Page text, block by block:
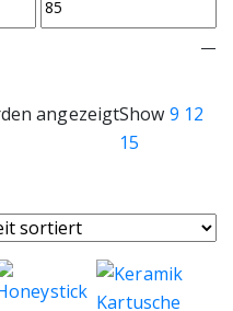
—
angezeigtNach
Beliebtheit
Show 9 12
15